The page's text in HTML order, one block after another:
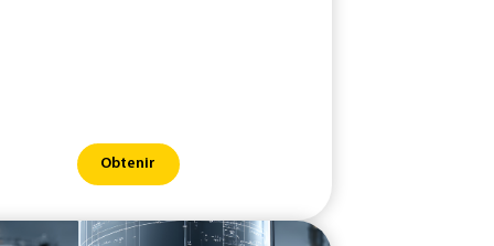
Obtenir